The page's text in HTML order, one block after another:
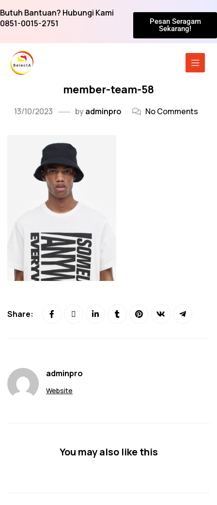
Butuh Bantuan? Hubungi Kami
0851-0015-2751
Pesan Seragam
Sekarang!
member-team-58
13/10/2023 byadminpro No Comments
Share:
adminpro
Website
You may also like this